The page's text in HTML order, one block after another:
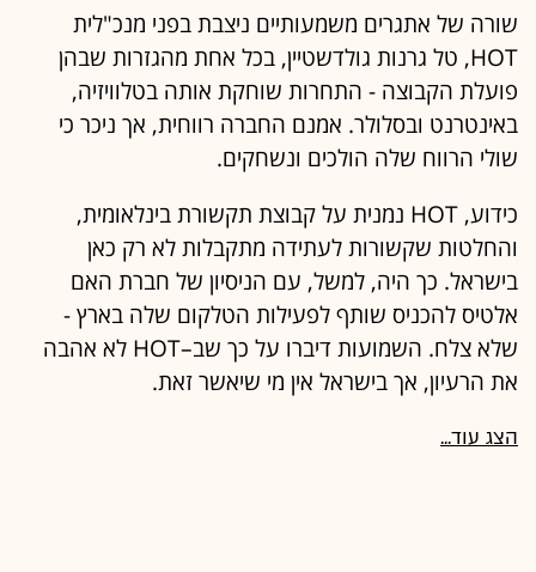
שורה של אתגרים משמעותיים ניצבת בפני מנכ"לית
HOT, טל גרנות גולדשטיין, בכל אחת מהגזרות שבהן
פועלת הקבוצה - התחרות שוחקת אותה בטלוויזיה,
באינטרנט ובסלולר. אמנם החברה רווחית, אך ניכר כי
שולי הרווח שלה הולכים ונשחקים.
כידוע, HOT נמנית על קבוצת תקשורת בינלאומית,
והחלטות שקשורות לעתידה מתקבלות לא רק כאן
בישראל. כך היה, למשל, עם הניסיון של חברת האם
אלטיס להכניס שותף לפעילות הטלקום שלה בארץ -
שלא צלח. השמועות דיברו על כך שב–HOT לא אהבה
את הרעיון, אך בישראל אין מי שיאשר זאת.
הצג עוד...